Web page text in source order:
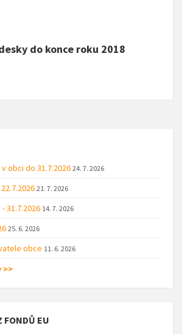
do konce roku 2018
obci do 31.7.2026 24. 7. 2026
21. 7. 2026
31.7.2026 14. 7. 2026
25. 6. 2026
obce 11. 6. 2026
>>
FONDŮ EU